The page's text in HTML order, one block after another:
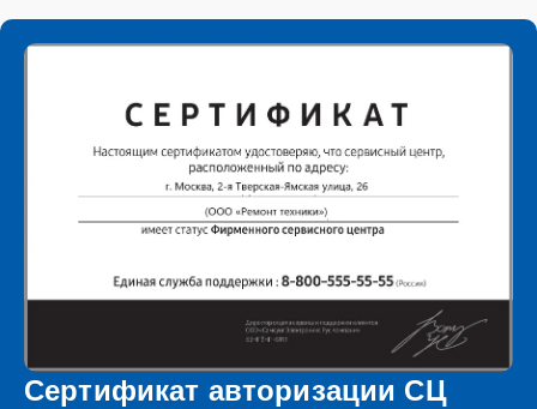
Сертификат авторизации СЦ